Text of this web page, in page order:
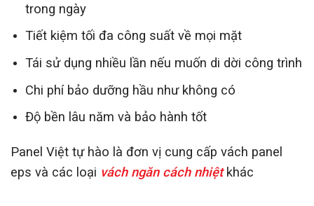
trong ngày
Tiết kiệm tối đa công suất về mọi mặt
Tái sử dụng nhiều lần nếu muốn di dời công trình
Chi phí bảo dưỡng hầu như không có
Độ bền lâu năm và bảo hành tốt
Panel Việt tự hào là đơn vị cung cấp vách panel
eps và các loại vách ngăn cách nhiệtkhác